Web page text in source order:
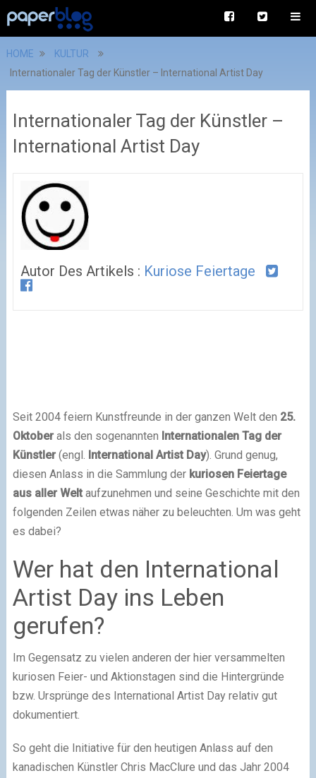
HOME
KULTUR
Internationaler Tag der Künstler – International Artist Day
Internationaler Tag der Künstler –
International Artist Day
Autor Des Artikels : Kuriose Feiertage
Seit 2004 feiern Kunstfreunde in der ganzen Welt den 25.
Oktoberals den sogenannten Internationalen Tag der
Künstler(engl. International Artist Day). Grund genug,
diesen Anlass in die Sammlung der kuriosen Feiertage
aus aller Weltaufzunehmen und seine Geschichte mit den
folgenden Zeilen etwas näher zu beleuchten. Um was geht
es dabei?
Wer hat den International
Artist Day ins Leben
gerufen?
Im Gegensatz zu vielen anderen der hier versammelten
kuriosen Feier- und Aktionstagen sind die Hintergründe
bzw. Ursprünge des International Artist Day relativ gut
dokumentiert.
So geht die Initiative für den heutigen Anlass auf den
kanadischen Künstler Chris MacClure und das Jahr 2004